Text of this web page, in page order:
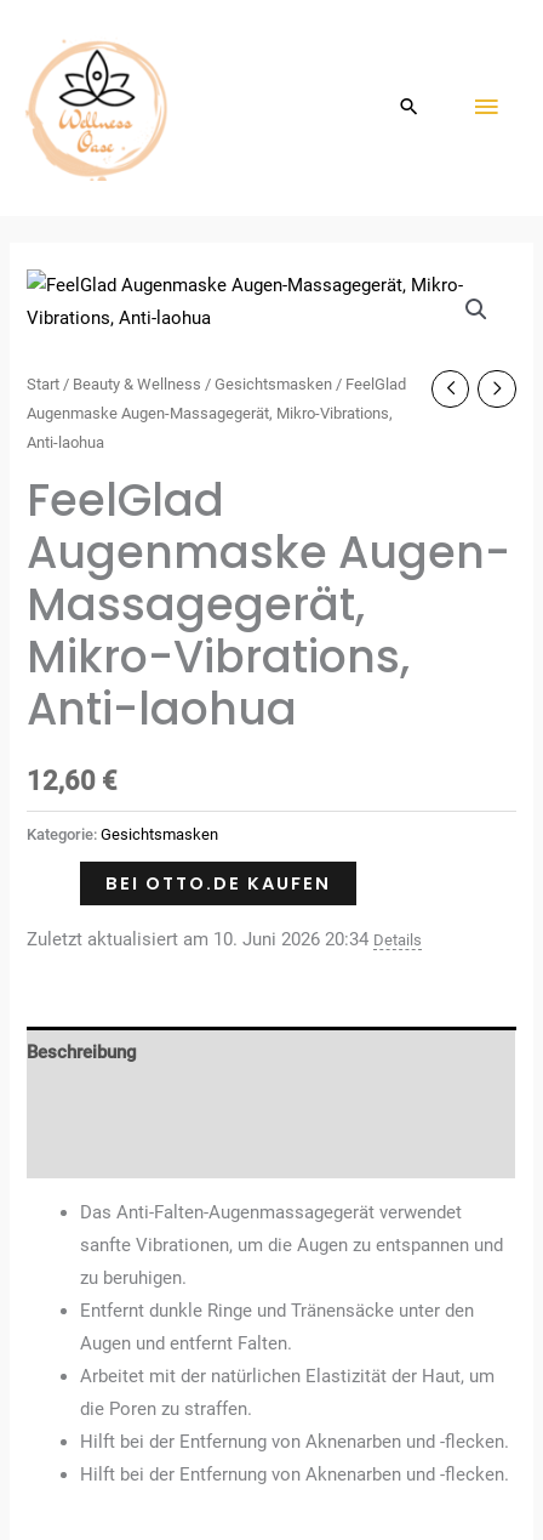
springen
Start / Beauty & Wellness /Gesichtsmasken / FeelGlad
Augenmaske Augen-Massagegerät, Mikro-Vibrations,
Anti-laohua
FeelGlad
Augenmaske Augen-
Massagegerät,
Mikro-Vibrations,
Anti-laohua
12,60 €
Kategorie:Gesichtsmasken
BEI OTTO.DE KAUFEN
Zuletzt aktualisiert am 10. Juni 2026 20:34 Details
Beschreibung
Das Anti-Falten-Augenmassagegerät verwendet
sanfte Vibrationen, um die Augen zu entspannen und
zu beruhigen.
Entfernt dunkle Ringe und Tränensäcke unter den
Augen und entfernt Falten.
Arbeitet mit der natürlichen Elastizität der Haut, um
die Poren zu straffen.
Hilft bei der Entfernung von Aknenarben und -flecken.
Hilft bei der Entfernung von Aknenarben und -flecken.